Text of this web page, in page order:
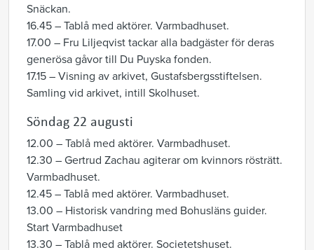
Snäckan.
16.45 – Tablå med aktörer. Varmbadhuset.
17.00 – Fru Liljeqvist tackar alla badgäster för deras
generösa gåvor till Du Puyska fonden.
17.15 – Visning av arkivet, Gustafsbergsstiftelsen.
Samling vid arkivet, intill Skolhuset.
Söndag 22 augusti
12.00 – Tablå med aktörer. Varmbadhuset.
12.30 – Gertrud Zachau agiterar om kvinnors rösträtt.
Varmbadhuset.
12.45 – Tablå med aktörer. Varmbadhuset.
13.00 – Historisk vandring med Bohusläns guider.
Start Varmbadhuset
13.30 – Tablå med aktörer. Societetshuset.